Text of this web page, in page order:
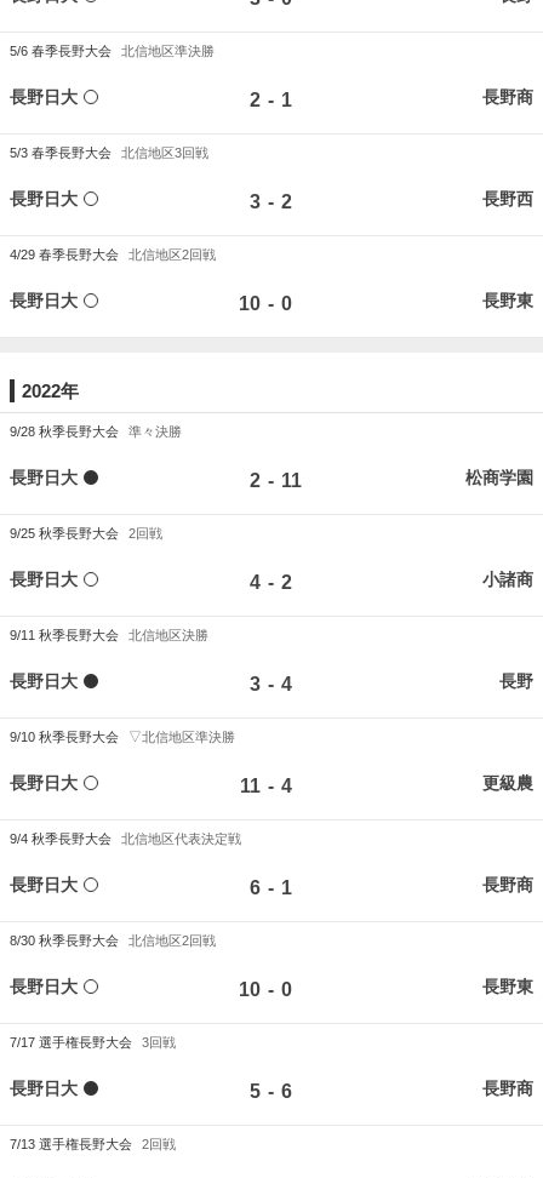
5/6 春季長野大会 北信地区準決勝
長野日大 2 - 1 長野商
5/3 春季長野大会 北信地区3回戦
長野日大 3 - 2 長野西
4/29 春季長野大会 北信地区2回戦
長野日大 10 - 0 長野東
2022年
9/28 秋季長野大会 準々決勝
長野日大 2 - 11 松商学園
9/25 秋季長野大会 2回戦
長野日大 4 - 2 小諸商
9/11 秋季長野大会 北信地区決勝
長野日大 3 - 4 長野
9/10 秋季長野大会 ▽北信地区準決勝
長野日大 11 - 4 更級農
9/4 秋季長野大会 北信地区代表決定戦
長野日大 6 - 1 長野商
8/30 秋季長野大会 北信地区2回戦
長野日大 10 - 0 長野東
7/17 選手権長野大会 3回戦
長野日大 5 - 6 長野商
7/13 選手権長野大会 2回戦